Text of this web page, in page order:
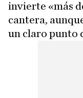
invierte «más
cantera,
un claro punto